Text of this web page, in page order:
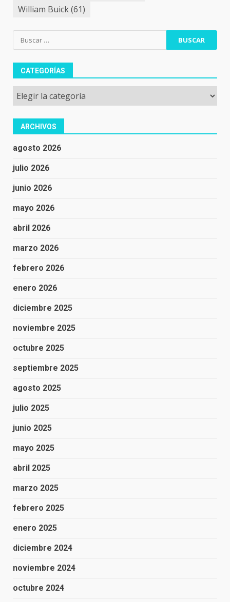
William Buick(61)
Buscar:
CATEGORÍAS
Categorías
ARCHIVOS
agosto 2026
julio 2026
junio 2026
mayo 2026
abril 2026
marzo 2026
febrero 2026
enero 2026
diciembre 2025
noviembre 2025
octubre 2025
septiembre 2025
agosto 2025
julio 2025
junio 2025
mayo 2025
abril 2025
marzo 2025
febrero 2025
enero 2025
diciembre 2024
noviembre 2024
octubre 2024